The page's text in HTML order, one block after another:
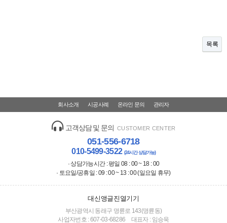
목록
회사소개 시공사례 온라인 문의 관리자
고객상담 및 문의 CUSTOMER CENTER
051-556-6718
010-5499-3522 (24시간 상담가능)
· 상담가능시간 : 평일 08 : 00 ~ 18 : 00
· 토요일/공휴일 : 09 : 00 ~ 13 : 00 (일요일 휴무)
대신앵글진열기기
부산광역시 동래구 명륜로 143(명륜동)
사업자번호 :607-03-68286 대표자 : 임승욱